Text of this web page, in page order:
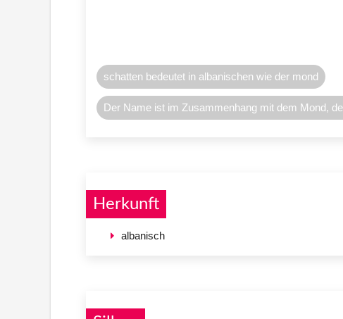
schatten bedeutet in albanischen wie der mond
Der Name ist im Zusammenhang mit dem Mond,
Herkunft
albanisch